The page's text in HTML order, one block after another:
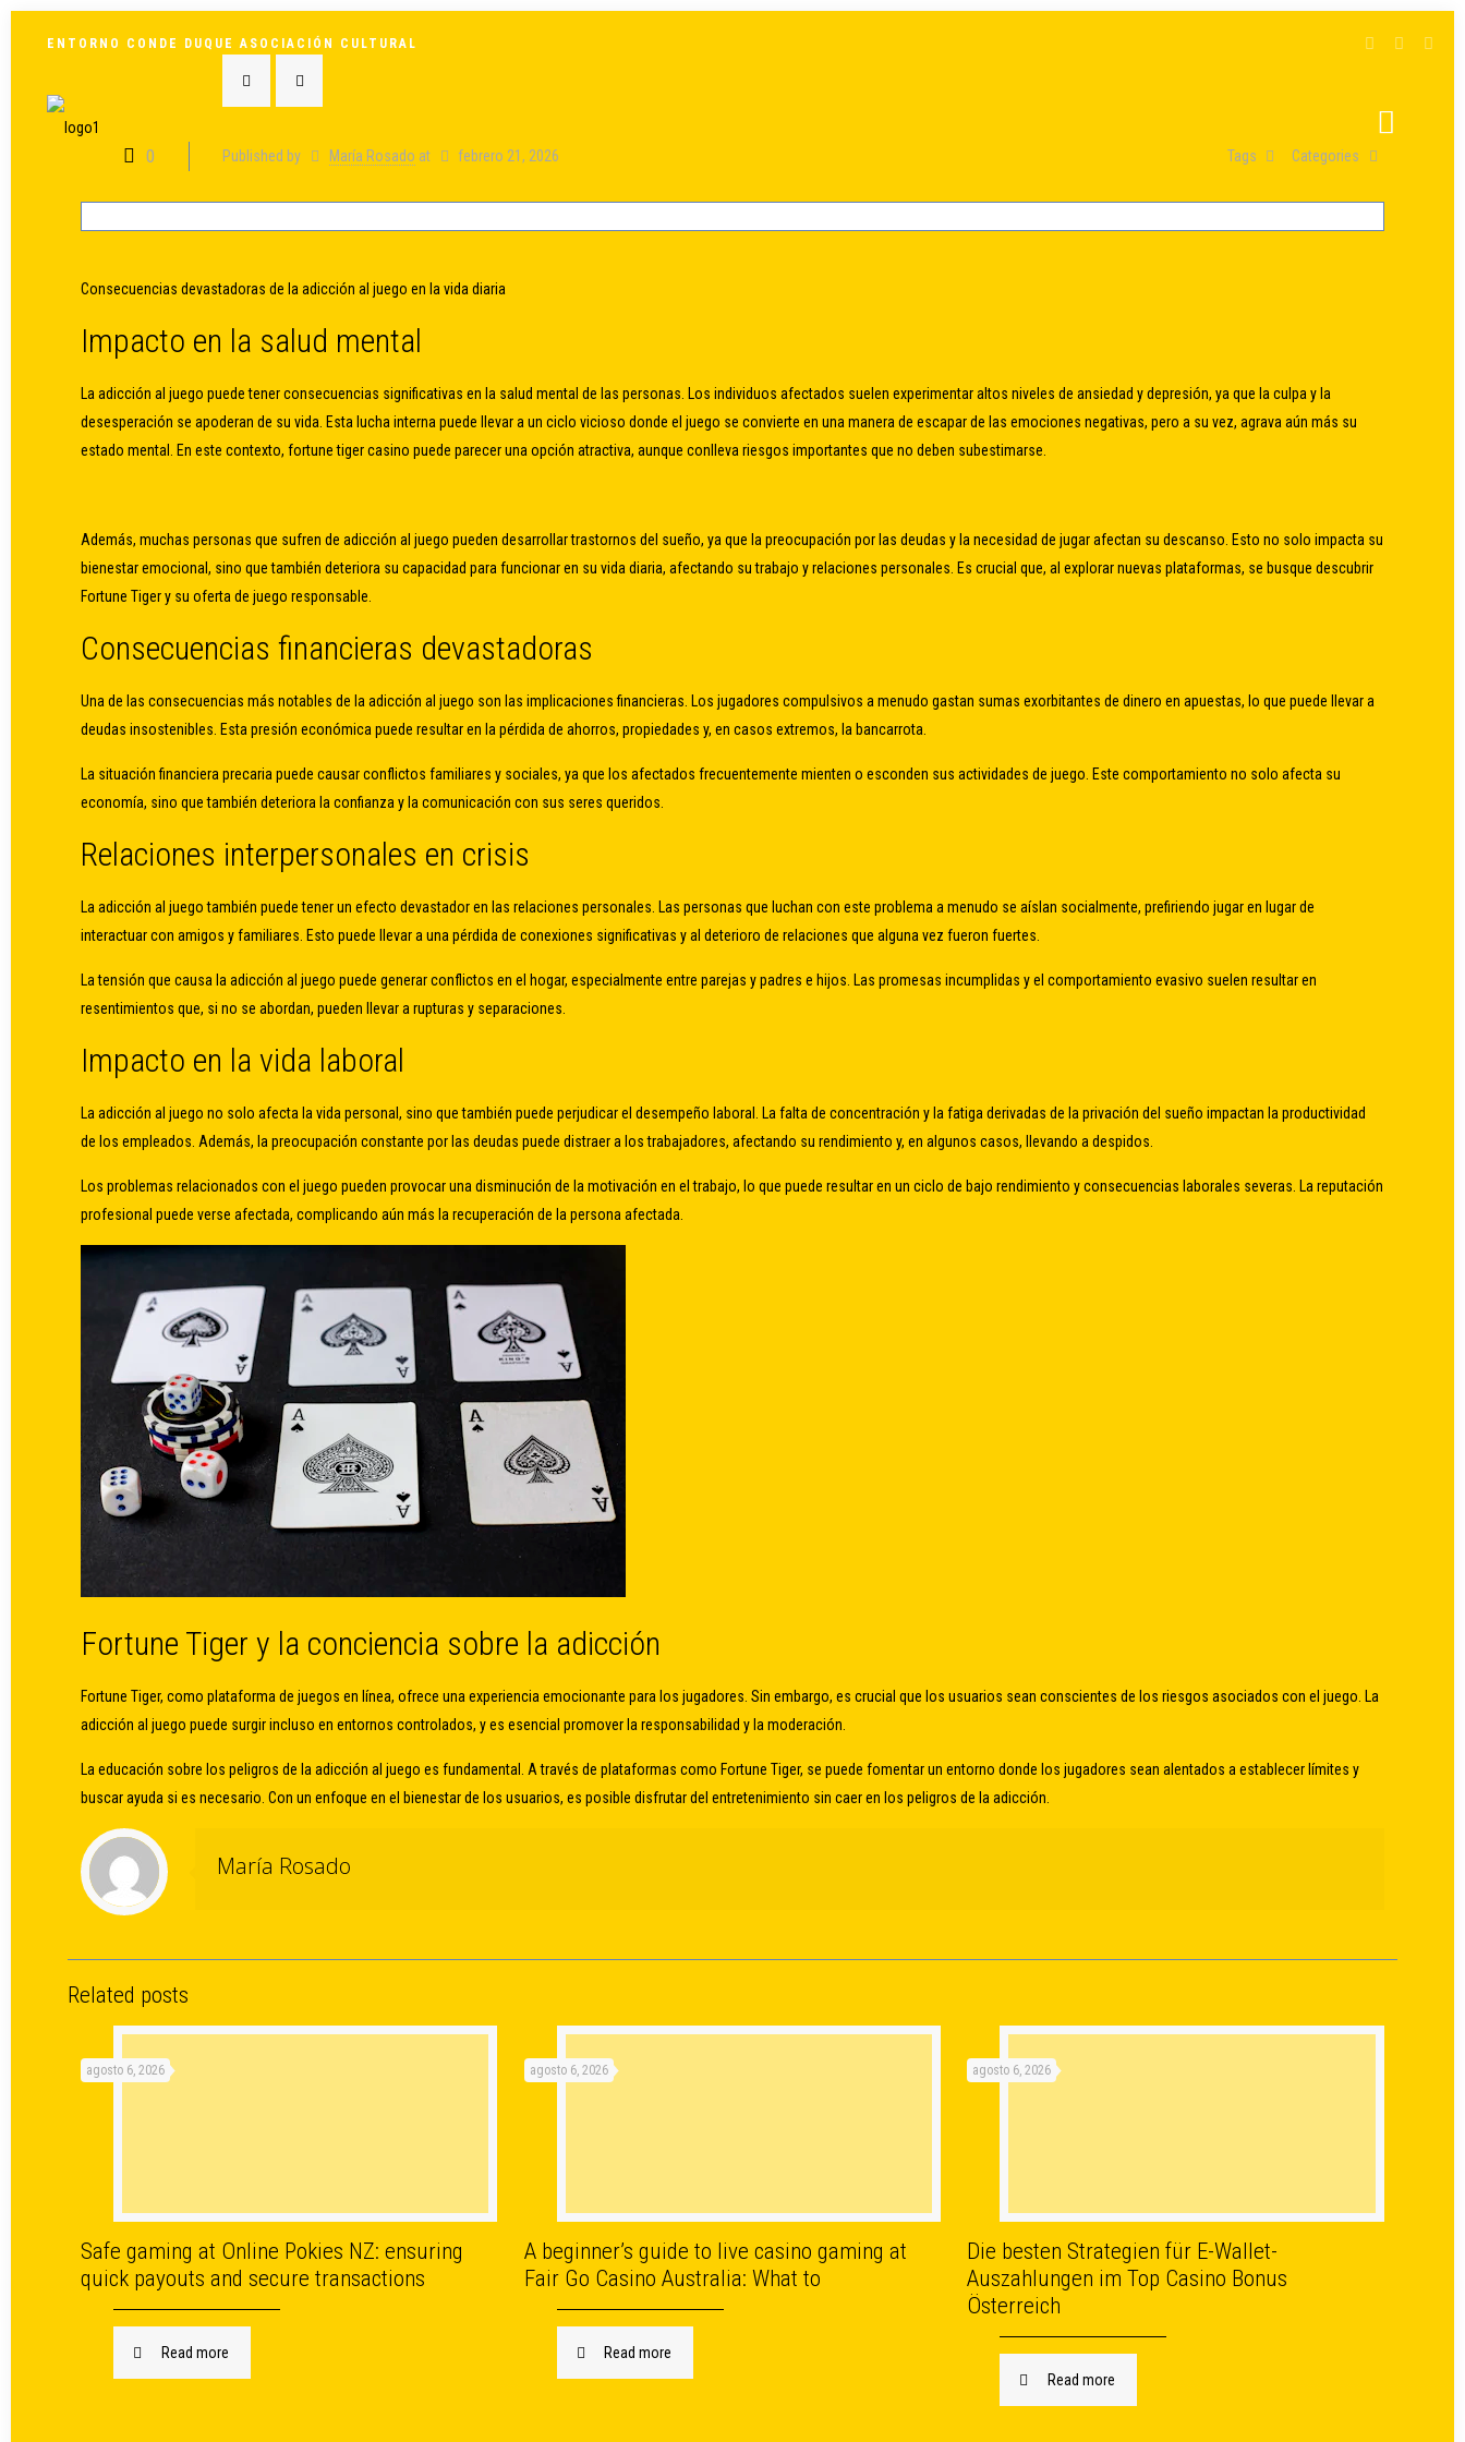
ENTORNO CONDE DUQUE ASOCIACIÓN CULTURAL
0 Published by María Rosado at febrero 21, 2026 Categories
Tags
Consecuencias devastadoras de la adicción al juego en la vida diaria
Impacto en la salud mental
La adicción al juego puede tener consecuencias significativas en la salud mental de las personas. Los individuos afectados suelen experimentar altos niveles de ansiedad y depresión, ya que la culpa y la
desesperación se apoderan de su vida. Esta lucha interna puede llevar a un ciclo vicioso donde el juego se convierte en una manera de escapar de las emociones negativas, pero a su vez, agrava aún más su
estado mental. En este contexto,fortune tiger casino puede parecer una opción atractiva, aunque conlleva riesgos importantes que no deben subestimarse.
Además, muchas personas que sufren de adicción al juego pueden desarrollar trastornos del sueño, ya que la preocupación por las deudas y la necesidad de jugar afectan su descanso. Esto no solo impacta su
bienestar emocional, sino que también deteriora su capacidad para funcionar en su vida diaria, afectando su trabajo y relaciones personales. Es crucial que, al explorar nuevas plataformas, se busque descubrir
Fortune Tiger y su oferta de juego responsable.
Consecuencias financieras devastadoras
Una de las consecuencias más notables de la adicción al juego son las implicaciones financieras. Los jugadores compulsivos a menudo gastan sumas exorbitantes de dinero en apuestas, lo que puede llevar a
deudas insostenibles. Esta presión económica puede resultar en la pérdida de ahorros, propiedades y, en casos extremos, la bancarrota.
La situación financiera precaria puede causar conflictos familiares y sociales, ya que los afectados frecuentemente mienten o esconden sus actividades de juego. Este comportamiento no solo afecta su
economía, sino que también deteriora la confianza y la comunicación con sus seres queridos.
Relaciones interpersonales en crisis
La adicción al juego también puede tener un efecto devastador en las relaciones personales. Las personas que luchan con este problema a menudo se aíslan socialmente, prefiriendo jugar en lugar de
interactuar con amigos y familiares. Esto puede llevar a una pérdida de conexiones significativas y al deterioro de relaciones que alguna vez fueron fuertes.
La tensión que causa la adicción al juego puede generar conflictos en el hogar, especialmente entre parejas y padres e hijos. Las promesas incumplidas y el comportamiento evasivo suelen resultar en
resentimientos que, si no se abordan, pueden llevar a rupturas y separaciones.
Impacto en la vida laboral
La adicción al juego no solo afecta la vida personal, sino que también puede perjudicar el desempeño laboral. La falta de concentración y la fatiga derivadas de la privación del sueño impactan la productividad
de los empleados. Además, la preocupación constante por las deudas puede distraer a los trabajadores, afectando su rendimiento y, en algunos casos, llevando a despidos.
Los problemas relacionados con el juego pueden provocar una disminución de la motivación en el trabajo, lo que puede resultar en un ciclo de bajo rendimiento y consecuencias laborales severas. La reputación
profesional puede verse afectada, complicando aún más la recuperación de la persona afectada.
Fortune Tiger y la conciencia sobre la adicción
Fortune Tiger, como plataforma de juegos en línea, ofrece una experiencia emocionante para los jugadores. Sin embargo, es crucial que los usuarios sean conscientes de los riesgos asociados con el juego. La
adicción al juego puede surgir incluso en entornos controlados, y es esencial promover la responsabilidad y la moderación.
La educación sobre los peligros de la adicción al juego es fundamental. A través de plataformas como Fortune Tiger, se puede fomentar un entorno donde los jugadores sean alentados a establecer límites y
buscar ayuda si es necesario. Con un enfoque en el bienestar de los usuarios, es posible disfrutar del entretenimiento sin caer en los peligros de la adicción.
María Rosado
Related posts
agosto 6, 2026
Safe gaming at Online Pokies NZ: ensuring
quick payouts and secure transactions
Read more
agosto 6, 2026
A beginner’s guide to live casino gaming at
Fair Go Casino Australia: What to
Read more
agosto 6, 2026
Die besten Strategien für E-Wallet-
Auszahlungen im Top Casino Bonus
Österreich
Read more